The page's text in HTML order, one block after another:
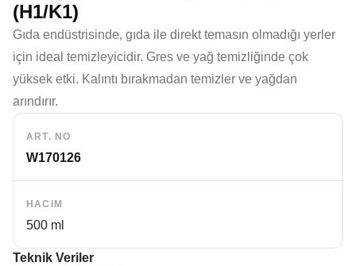
(H1/K1)
Gıda endüstrisinde, gıda ile direkt temasın olmadığı yerler
için ideal temizleyicidir. Gres ve yağ temizliğinde çok
yüksek etki. Kalıntı bırakmadan temizler ve yağdan
arındırır.
ART. NO
W170126
HACIM
500 ml
Teknik Veriler